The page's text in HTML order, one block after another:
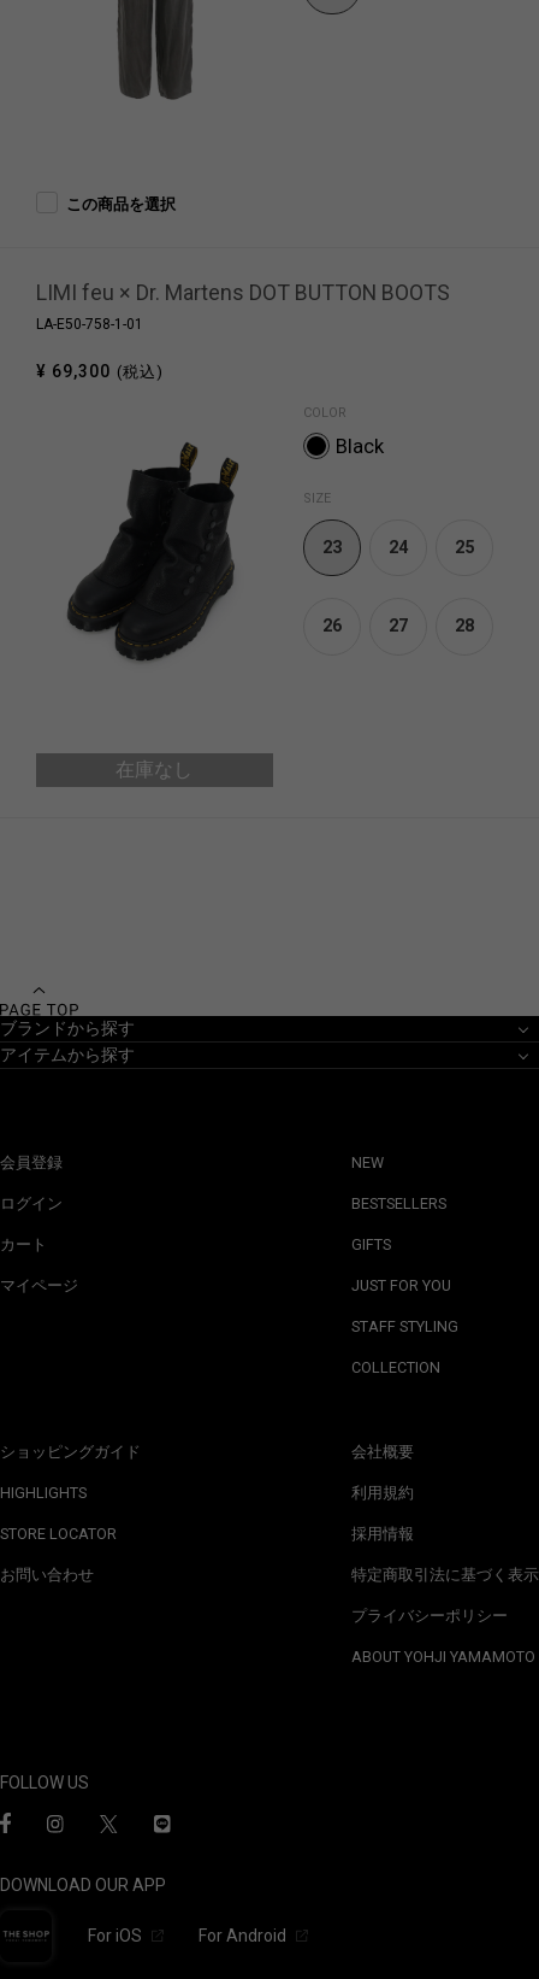
この商品を選択
在庫なし
LIMI feu × Dr. Martens DOT BUTTON BOOTS
LA-E50-758-1-01
¥ 69,300 (税込)
COLOR
Black
SIZE
23 24 25
26 27 28
ブランドから探す
アイテムから探す
会員登録
ログイン
カート
マイページ
ショッピングガイド
HIGHLIGHTS
STORE LOCATOR
お問い合わせ
NEW
BESTSELLERS
GIFTS
JUST FOR YOU
STAFF STYLING
COLLECTION
会社概要
利用規約
採用情報
特定商取引法に基づく表示
プライバシーポリシー
ABOUT YOHJI YAMAMOTO
FOLLOW US
DOWNLOAD OUR APP
For iOS For Android